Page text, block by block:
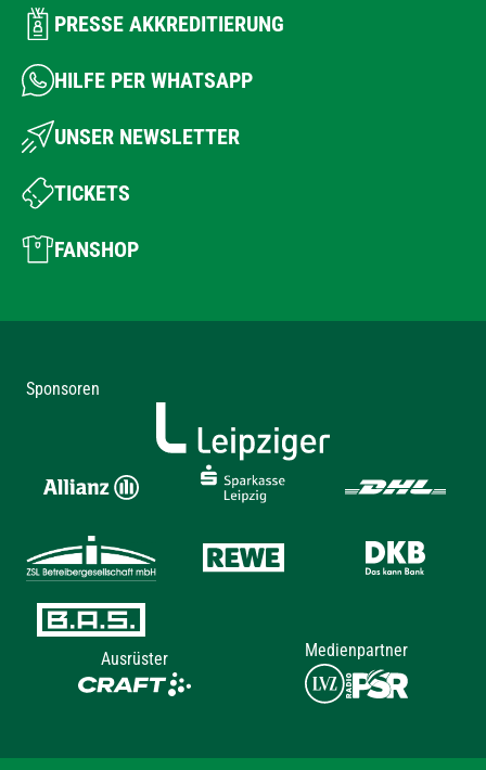
PRESSE AKKREDITIERUNG
HILFE PER WHATSAPP
UNSER NEWSLETTER
TICKETS
FANSHOP
Sponsoren
Ausrüster Medienpartner